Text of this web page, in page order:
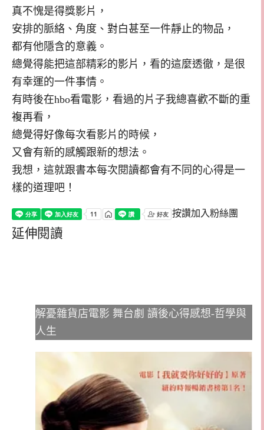
真不愧是得獎影片，
安排的脈絡、角度、對白甚至一件靜止的物品，
都有他隱含的意義。
總覺得能把這部精彩的影片，看的這麼透徹，是很
有幸運的一件事情。
有時後在hbo看電影，看過的片子我總喜歡不斷的重
複再看，
總覺得好像每次看影片的時候，
又會有新的感觸跟新的想法。
我想，這就跟書本每次閱讀都會有不同的心得是一
樣的道理吧！
按讚加入粉絲團
延伸閱讀
解憂雜貨店電影 舞台劇 讀後心得感想-哲學與
人生